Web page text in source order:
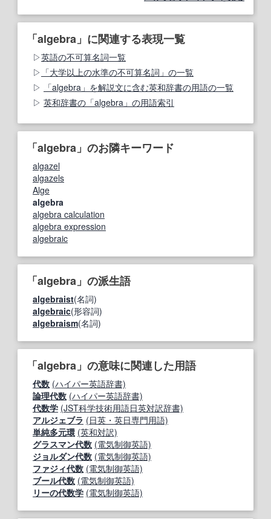
「algebra」に関連する表現一覧
英語の不可算名詞一覧
「大学以上の水準の不可算名詞」の一覧
「algebra」を解説文に含む英和辞書の用語の一覧
英和辞書の「algebra」の用語索引
「algebra」のお隣キーワード
algazel
algazels
Alge
algebra
algebra calculation
algebra expression
algebraic
「algebra」の派生語
algebraist(名詞)
algebraic(形容詞)
algebraism(名詞)
「algebra」の意味に関連した用語
代数 (ハイパー英語辞書)
論理代数 (ハイパー英語辞書)
代数学 (JST科学技術用語日英対訳辞書)
アルジェブラ (日英・英日専門用語)
単純多元環 (英和対訳)
グラスマン代数 (電気制御英語)
ジョルダン代数 (電気制御英語)
ファジィ代数 (電気制御英語)
ブール代数 (電気制御英語)
リーの代数学 (電気制御英語)